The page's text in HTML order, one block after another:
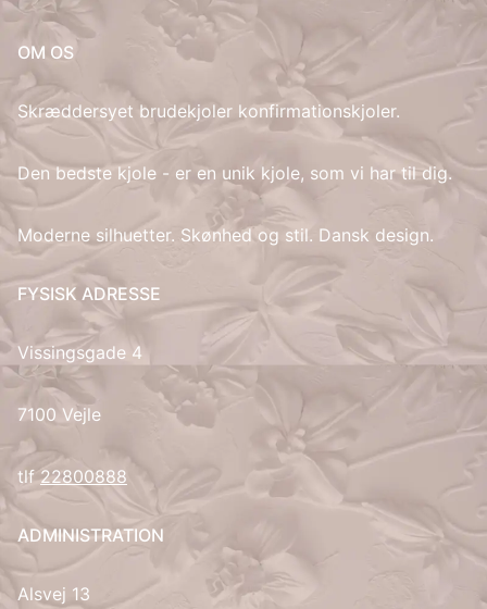
LV
NO
PT
OM OS
Skræddersyet brudekjoler konfirmationskjoler.
Den bedste kjole - er en unik kjole, som vi har til dig.
Moderne silhuetter. Skønhed og stil. Dansk design.
FYSISK ADRESSE
Vissingsgade 4
7100 Vejle
tlf22800888
ADMINISTRATION
Alsvej 13